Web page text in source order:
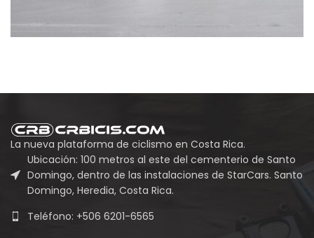
La nueva plataforma de ciclismo en Costa Rica.
Ubicación: 100 metros al este del cementerio de Santo
Domingo, dentro de las instalaciones de StarCars. Santo
Domingo, Heredia, Costa Rica.
Teléfono: +506 6201-6565